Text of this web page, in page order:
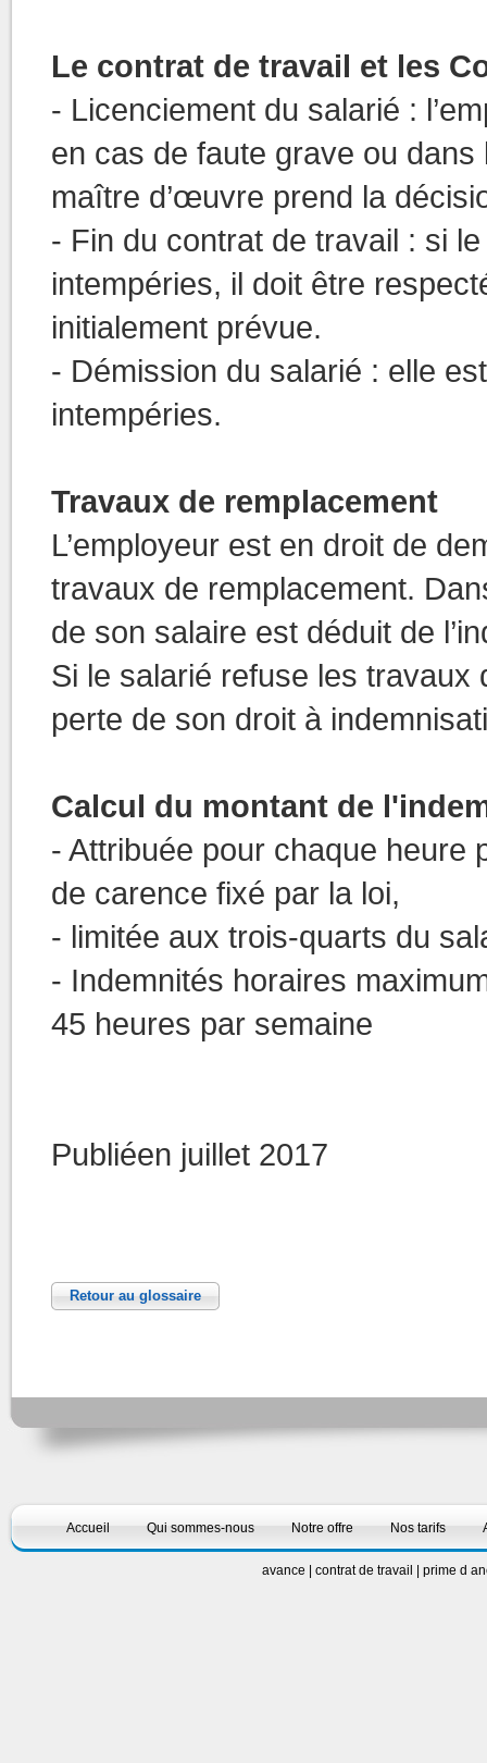
Le contrat de travail et les
- Licenciement du salarié :
en cas de faute grave ou
maître d’œuvre prend la
- Fin du contrat de travail : si
intempéries, il doit être
initialement prévue.
- Démission du salarié : elle
intempéries.
Travaux de remplacement
L’employeur est en droit de
travaux de remplacement.
de son salaire est déduit de
Si le salarié refuse les travaux
perte de son droit à
Calcul du montant de
- Attribuée pour chaque heure
de carence fixé par la loi,
- limitée aux trois-quarts du
- Indemnités horaires
45 heures par semaine
Publiéen juillet 2017
Retour au glossaire
Accueil Qui sommes-nous Notre offre Nos tarifs
avance contrat de travail prime d